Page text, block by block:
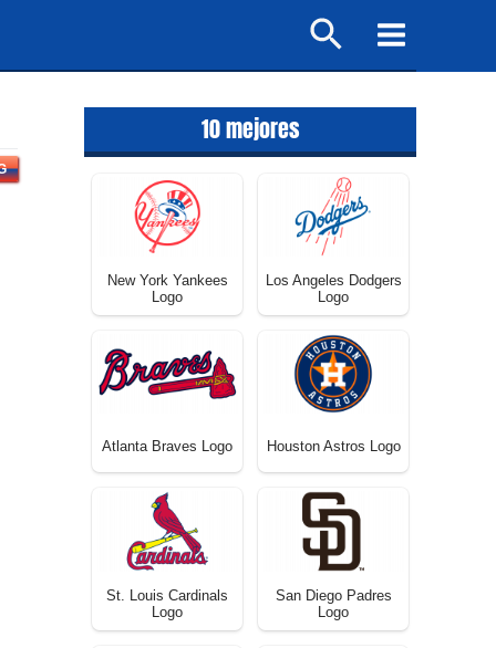
Buscar
Main
Menu
10 mejores
New York Yankees
Logo
Los Angeles Dodgers
Logo
Atlanta Braves Logo Houston Astros Logo
St. Louis Cardinals
Logo
San Diego Padres
Logo